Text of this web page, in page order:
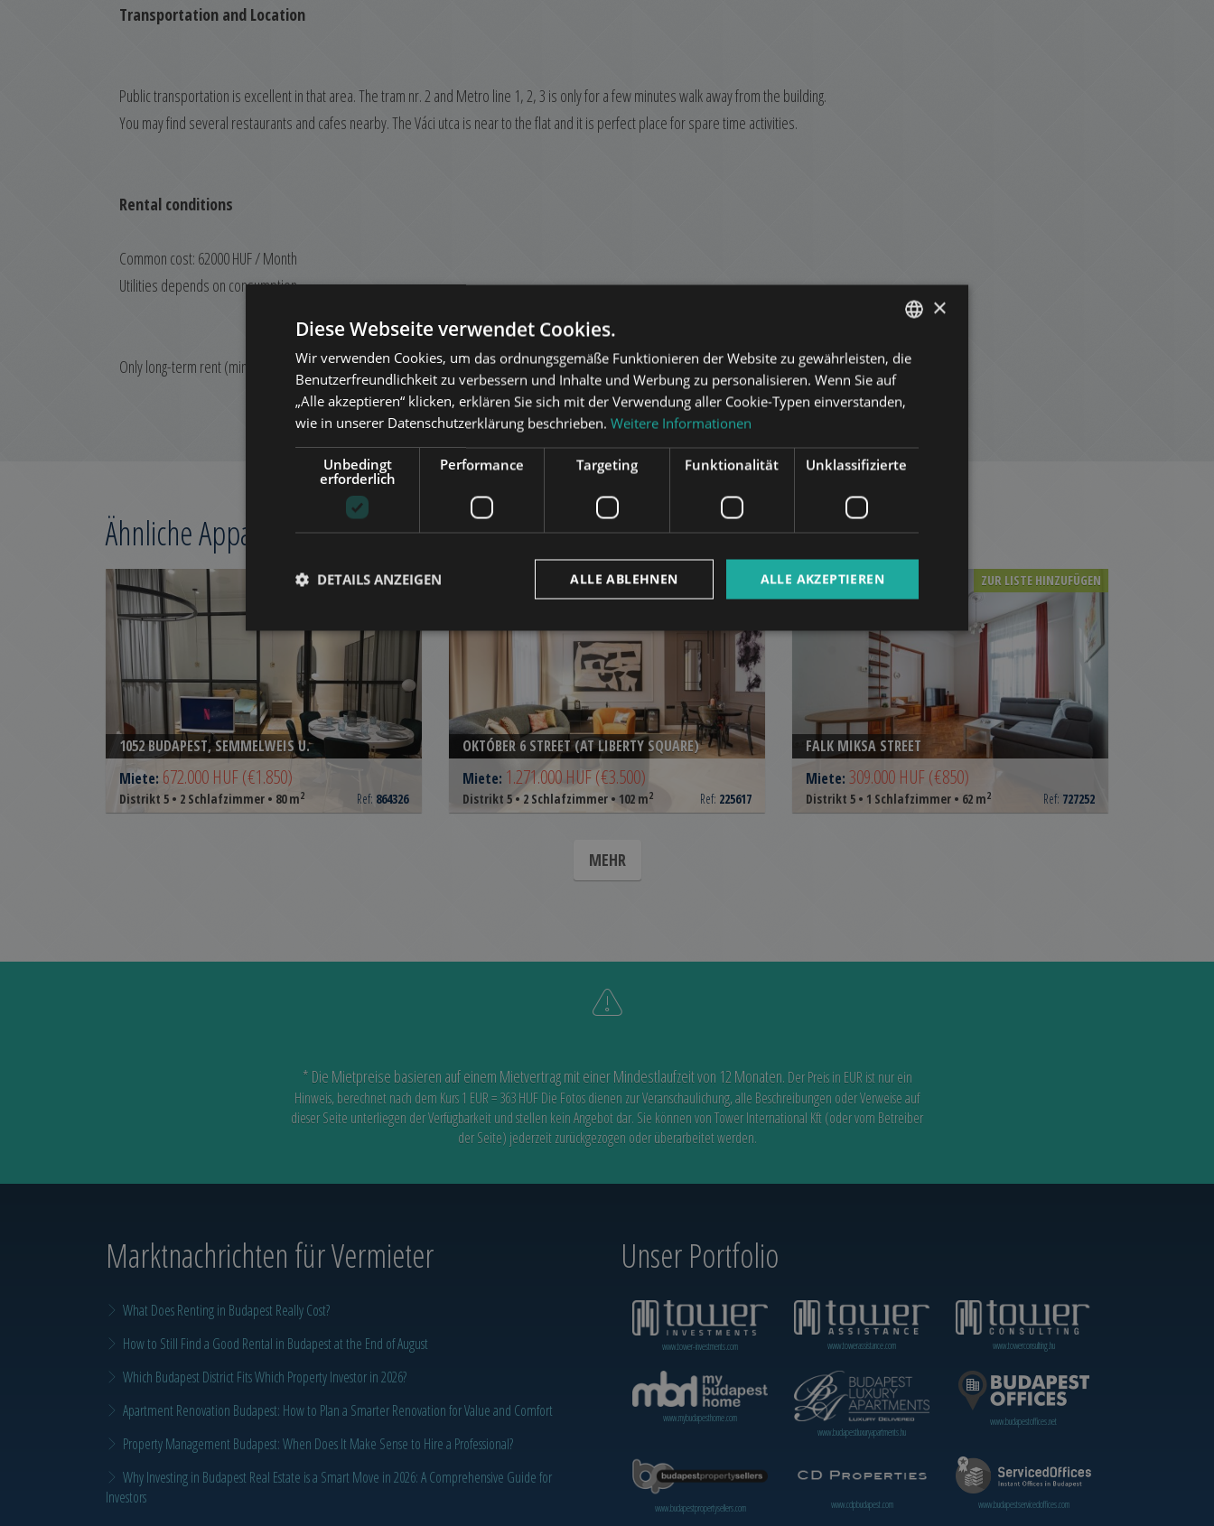
Transportation and Location
Public transportation is excellent in that area. The tram nr. 2 and Metro line 1, 2, 3 is only for a few minutes walk away from the building.
You may find several restaurants and cafes nearby. The Váci utca is near to the flat and it is perfect place for spare time activities.
Rental conditions
Common cost: 62000 HUF / Month
Utilities depends on consumption.
Only long-term rent (minimum 1-year contract)!
Ähnliche Appartements in Budapestim selben Distrikt
ZUR LISTE HINZUFÜGEN
1052 BUDAPEST, SEMMELWEIS U.
Miete: 672.000 HUF(€1.850)
Distrikt 5 • 2 Schlafzimmer • 80 m2 Ref: 864326
ZUR LISTE HINZUFÜGEN
OKTÓBER 6 STREET (AT LIBERTY SQUARE)
Miete: 1.271.000 HUF(€3.500)
Distrikt 5 • 2 Schlafzimmer • 102 m2 Ref: 225617
ZUR LISTE HINZUFÜGEN
FALK MIKSA STREET
Miete: 309.000 HUF(€850)
Distrikt 5 • 1 Schlafzimmer • 62 m2 Ref: 727252
MEHR
* Die Mietpreise basieren auf einem Mietvertrag mit einer Mindestlaufzeit von 12 Monaten. Der Preis in EUR ist nur ein
Hinweis, berechnet nach dem Kurs 1 EUR = 363 HUFDie Fotos dienen zur Veranschaulichung, alle Beschreibungen oder Verweise auf
dieser Seite unterliegen der Verfügbarkeitund stellen kein Angebot dar. Sie können von Tower International Kft (oder vom Betreiber
der Seite) jederzeit zurückgezogen oder überarbeitet werden.
Marktnachrichten für Vermieter‎
What Does Renting in Budapest Really Cost?
How to Still Find a Good Rental in Budapest at the End of August
Which Budapest District Fits Which Property Investor in 2026?
Apartment Renovation Budapest: How to Plan a Smarter Renovation for Value and Comfort
Property Management Budapest: When Does It Make Sense to Hire a Professional?
Why Investing in Budapest Real Estate is a Smart Move in 2026: A Comprehensive Guide for
Investors
Unser Portfolio
www.tower-investments.com www.towerassistance.com www.towerconsulting.hu
www.mybudapesthome.com
www.budapestluxuryapartments.hu
www.budapestoffices.net
www.budapestpropertysellers.com www.cdpbudapest.com www.budapestservicedoffices.com
ENGLISH
HUNGARIAN
FRENCH
×
Diese Webseite verwendet Cookies.
Wir verwenden Cookies, um das ordnungsgemäße Funktionieren der Website zu gewährleisten, die
Benutzerfreundlichkeit zu verbessern und Inhalte und Werbung zu personalisieren. Wenn Sie auf
„Alle akzeptieren“ klicken, erklären Sie sich mit der Verwendung aller Cookie-Typen einverstanden,
wie in unserer Datenschutzerklärung beschrieben. Weitere Informationen
Unbedingt
erforderlich
Performance Targeting Funktionalität Unklassifizierte
ALLE AKZEPTIEREN
ALLE ABLEHNEN
DETAILS ANZEIGEN